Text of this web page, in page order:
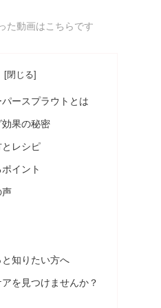
た動画はこちらです
ースプラウトとは
果の秘密
レシピ
イント
声
知りたい方へ
を見つけませんか？